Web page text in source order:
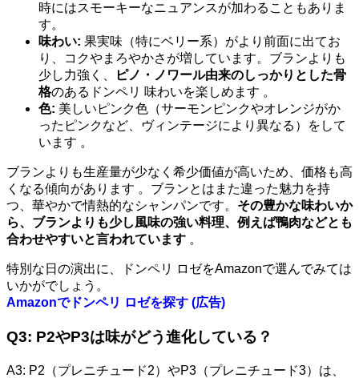
時にはスモーキーなニュアンスが加わることもありま
す。
味わい: 果実味（特にベリー系）がより前面に出てお
り、コクやまろやかさが増しています。ブランよりも
少し力強く、
ピノ・ノワール由来のしっかりとした骨
格のあるドンペリ 味わいを楽しめます 。
色: 美しいピンク色（サーモンピンクやオレンジがか
ったピンクなど、ヴィンテージにより異なる）をして
います 。
ブランよりも生産量が少なく希少価値が高いため、価格も高
くなる傾向があります 。ブランとはまた違った魅力を持
つ、華やかで情熱的なシャンパンです。 その豊かな味わいか
ら、ブランよりも少し風味の強い料理、例えば鴨肉などとも
合わせやすいと言われています 。
特別な日の演出に、ドンペリ ロゼをAmazonで選んでみては
いかがでしょう。
Amazonでドンペリ ロゼを探す (広告)
Q3: P2やP3は味がどう進化している？
A3: P2（プレニチュード2）やP3（プレニチュード3）は、